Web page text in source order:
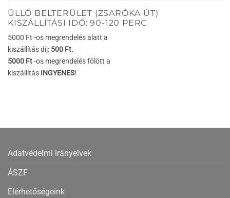
ÜLLŐ BELTERÜLET (ZSARÓKA ÚT)
KISZÁLLÍTÁSI IDŐ: 90-120 PERC
5000 Ft -os megrendelés alatt a
kiszállítás díj: 500 Ft.
5000 Ft-os megrendelés fölött a
kiszállítás INGYENES!
Adatvédelmi irányelvek
ÁSZF
Elérhetőségeink